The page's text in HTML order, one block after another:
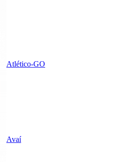
Atlético-GO
Avaí